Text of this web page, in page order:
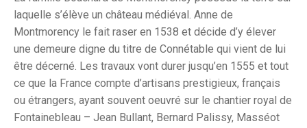
laquelle s’élève un château médiéval. Anne de
Montmorency le fait raser en 1538 et décide d’y élever
une demeure digne du titre de Connétable qui vient de lui
être décerné. Les travaux vont durer jusqu’en 1555 et tout
ce que la France compte d’artisans prestigieux, français
ou étrangers, ayant souvent oeuvré sur le chantier royal de
Fontainebleau – Jean Bullant, Bernard Palissy, Masséot